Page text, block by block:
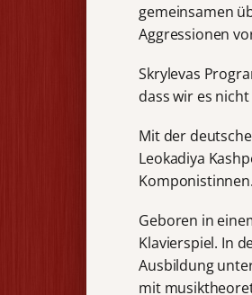
gemeinsamen
Aggressionen
Skrylevas
dass wir es
Mit der
Leokadiya
Komponistinnen.
Geboren in
Klavierspiel. In
Ausbildung
mit